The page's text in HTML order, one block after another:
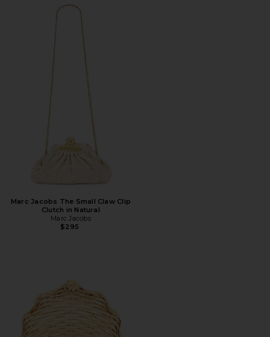
Marc Jacobs The Small Claw Clip
Clutch in Natural
Marc Jacobs
$295